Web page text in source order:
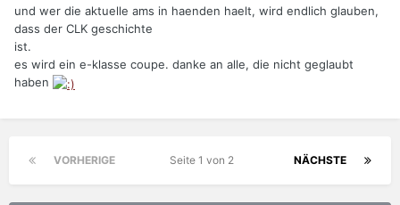
und wer die aktuelle ams in haenden haelt, wird endlich glauben,
dass der CLK geschichte
ist.
es wird ein e-klasse coupe. danke an alle, die nicht geglaubt
haben
VORHERIGE NÄCHSTE
Seite 1 von 2